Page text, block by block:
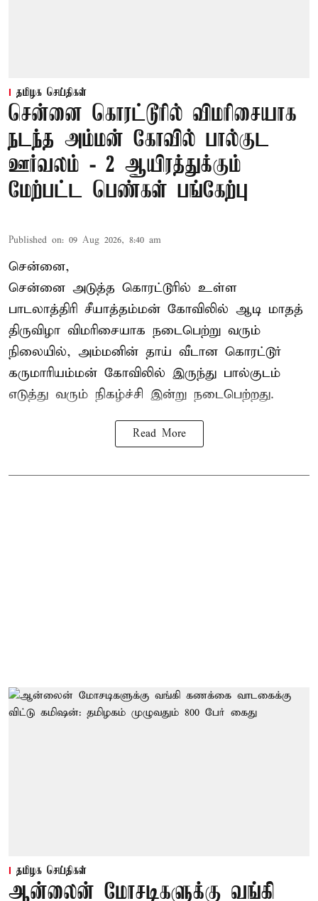
தமிழக செய்திகள்
சென்னை கொரட்டூரில் விமரிசையாக
நடந்த அம்மன் கோவில் பால்குட
ஊர்வலம் - 2 ஆயிரத்துக்கும்
மேற்பட்ட பெண்கள் பங்கேற்பு
Published on: 09 Aug 2026, 8:40 am
சென்னை,
சென்னை அடுத்த கொரட்டூரில் உள்ள
பாடலாத்திரி சீயாத்தம்மன் கோவிலில் ஆடி மாதத்
திருவிழா விமரிசையாக நடைபெற்று வரும்
நிலையில், அம்மனின் தாய் வீடான கொரட்டூர்
கருமாரியம்மன் கோவிலில் இருந்து பால்குடம்
எடுத்து வரும் நிகழ்ச்சி இன்று நடைபெற்றது.
Read More
தமிழக செய்திகள்
ஆன்லைன் மோசடிகளுக்கு வங்கி